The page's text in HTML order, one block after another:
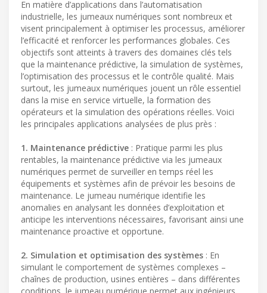
En matière d’applications dans l’automatisation
industrielle, les jumeaux numériques sont nombreux et
visent principalement à optimiser les processus, améliorer
l’efficacité et renforcer les performances globales. Ces
objectifs sont atteints à travers des domaines clés tels
que la maintenance prédictive, la simulation de systèmes,
l’optimisation des processus et le contrôle qualité. Mais
surtout, les jumeaux numériques jouent un rôle essentiel
dans la mise en service virtuelle, la formation des
opérateurs et la simulation des opérations réelles. Voici
les principales applications analysées de plus près :
1. Maintenance prédictive : Pratique parmi les plus
rentables, la maintenance prédictive via les jumeaux
numériques permet de surveiller en temps réel les
équipements et systèmes afin de prévoir les besoins de
maintenance. Le jumeau numérique identifie les
anomalies en analysant les données d’exploitation et
anticipe les interventions nécessaires, favorisant ainsi une
maintenance proactive et opportune.
2. Simulation et optimisation des systèmes : En
simulant le comportement de systèmes complexes –
chaînes de production, usines entières – dans différentes
conditions, le jumeau numérique permet aux ingénieurs